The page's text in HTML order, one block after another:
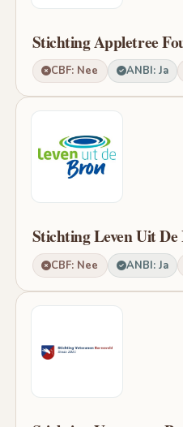
Stichting Appletree
CBF: Nee ANBI: Ja
Stichting Leven Uit
CBF: Nee ANBI: Ja